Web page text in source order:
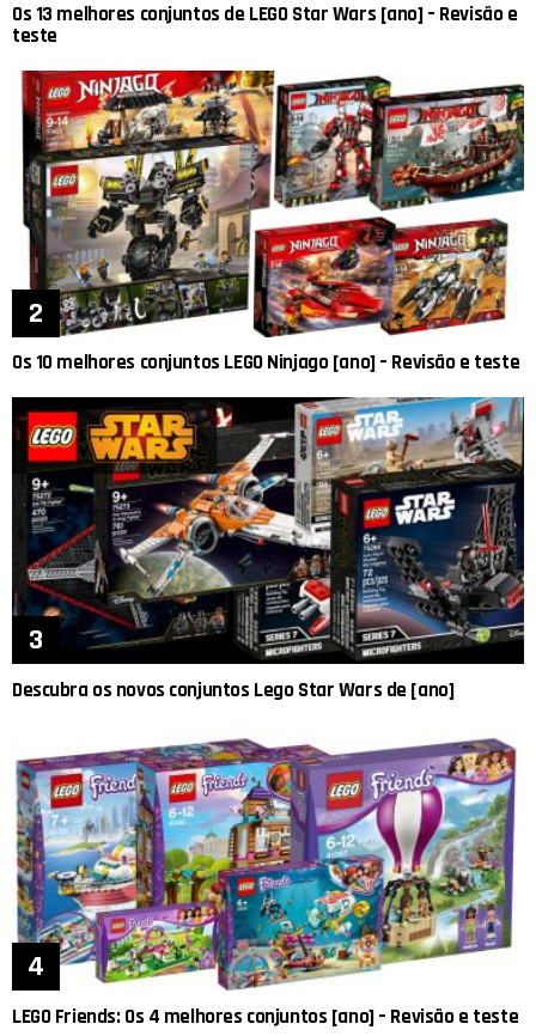
Os 13 melhores conjuntos de LEGO Star Wars [ano] – Revisão e
teste
Os 10 melhores conjuntos LEGO Ninjago [ano] – Revisão e teste
Descubra os novos conjuntos Lego Star Wars de [ano]
LEGO Friends: Os 4 melhores conjuntos [ano] – Revisão e teste